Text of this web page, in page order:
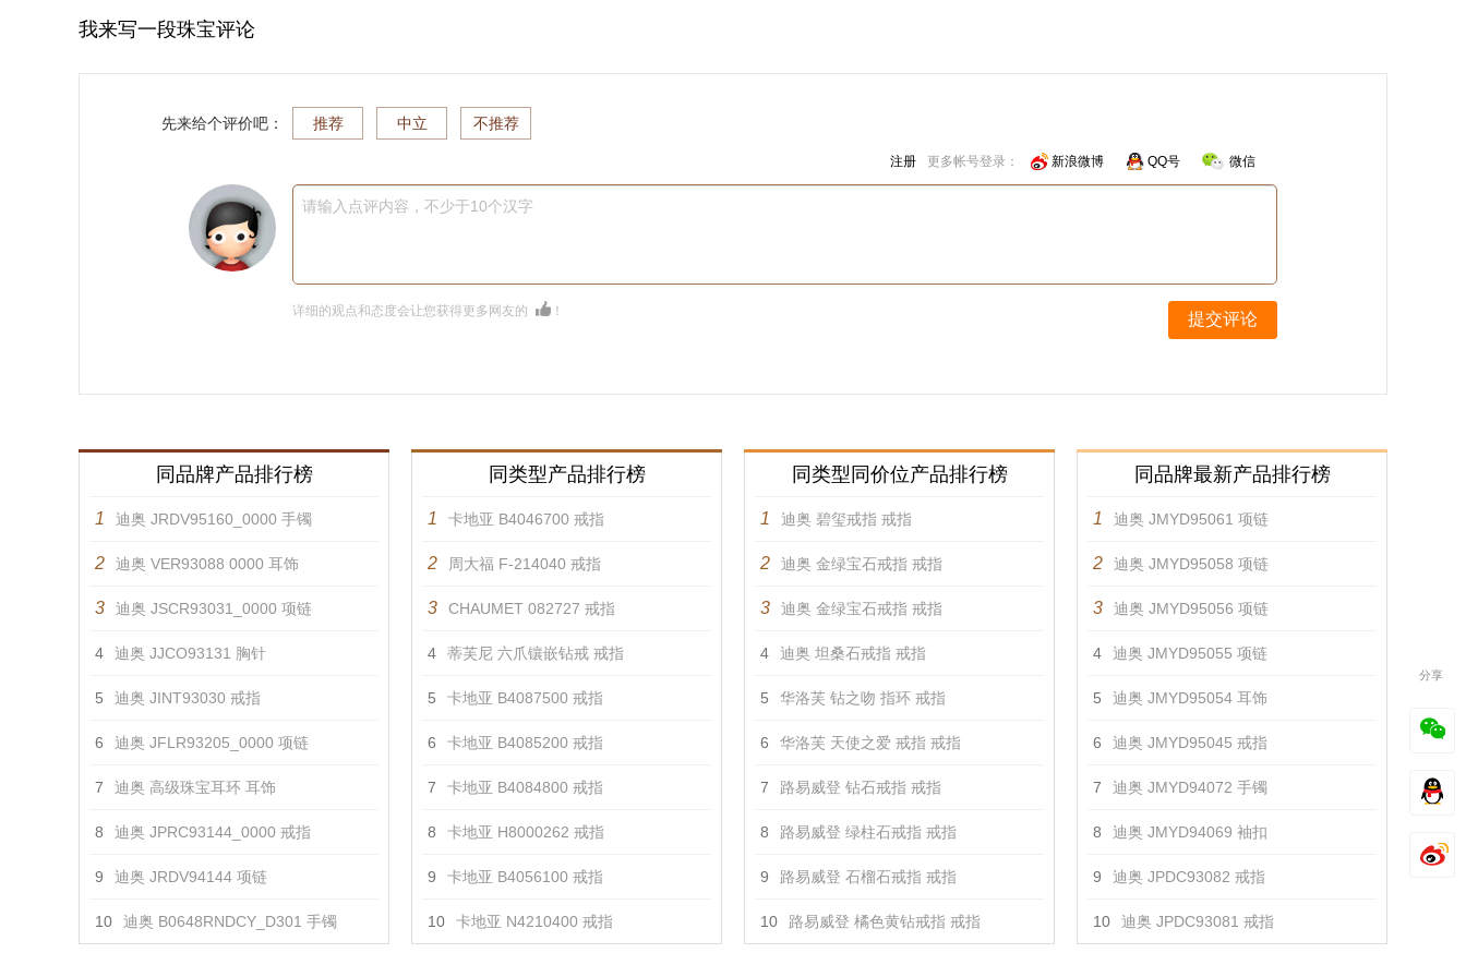
我来写一段珠宝评论
先来给个评价吧： 推荐 中立 不推荐
注册 更多帐号登录： 新浪微博 QQ号 微信
请输入点评内容，不少于10个汉字
详细的观点和态度会让您获得更多网友的 ！ 提交评论
同品牌产品排行榜
1 迪奥 JRDV95160_0000 手镯
2 迪奥 VER93088 0000 耳饰
3 迪奥 JSCR93031_0000 项链
4 迪奥 JJCO93131 胸针
5 迪奥 JINT93030 戒指
6 迪奥 JFLR93205_0000 项链
7 迪奥 高级珠宝耳环 耳饰
8 迪奥 JPRC93144_0000 戒指
9 迪奥 JRDV94144 项链
10 迪奥 B0648RNDCY_D301 手镯
同类型产品排行榜
1 卡地亚 B4046700 戒指
2 周大福 F-214040 戒指
3 CHAUMET 082727 戒指
4 蒂芙尼 六爪镶嵌钻戒 戒指
5 卡地亚 B4087500 戒指
6 卡地亚 B4085200 戒指
7 卡地亚 B4084800 戒指
8 卡地亚 H8000262 戒指
9 卡地亚 B4056100 戒指
10 卡地亚 N4210400 戒指
同类型同价位产品排行榜
1 迪奥 碧玺戒指 戒指
2 迪奥 金绿宝石戒指 戒指
3 迪奥 金绿宝石戒指 戒指
4 迪奥 坦桑石戒指 戒指
5 华洛芙 钻之吻 指环 戒指
6 华洛芙 天使之爱 戒指 戒指
7 路易威登 钻石戒指 戒指
8 路易威登 绿柱石戒指 戒指
9 路易威登 石榴石戒指 戒指
10 路易威登 橘色黄钻戒指 戒指
同品牌最新产品排行榜
1 迪奥 JMYD95061 项链
2 迪奥 JMYD95058 项链
3 迪奥 JMYD95056 项链
4 迪奥 JMYD95055 项链
5 迪奥 JMYD95054 耳饰
6 迪奥 JMYD95045 戒指
7 迪奥 JMYD94072 手镯
8 迪奥 JMYD94069 袖扣
9 迪奥 JPDC93082 戒指
10 迪奥 JPDC93081 戒指
分享